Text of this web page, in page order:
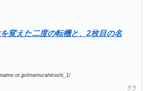
変えた二度の転機と、2枚目の名
imamurahiroshi_1/